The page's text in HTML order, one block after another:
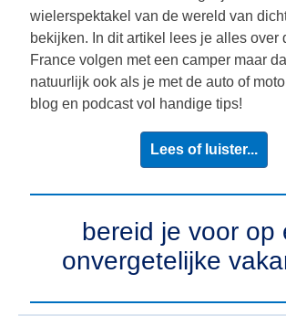
wielerspektakel van de wereld van
bekijken. In dit artikel lees je alles over
France volgen met een camper maar
natuurlijk ook als je met de auto of
blog en podcast vol handige tips!
Lees of luister...
bereid je voor op
onvergetelijke